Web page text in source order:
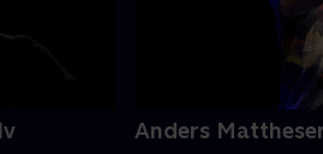
Anders